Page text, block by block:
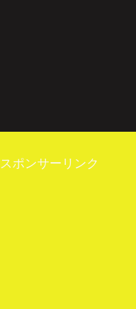
スポンサーリンク